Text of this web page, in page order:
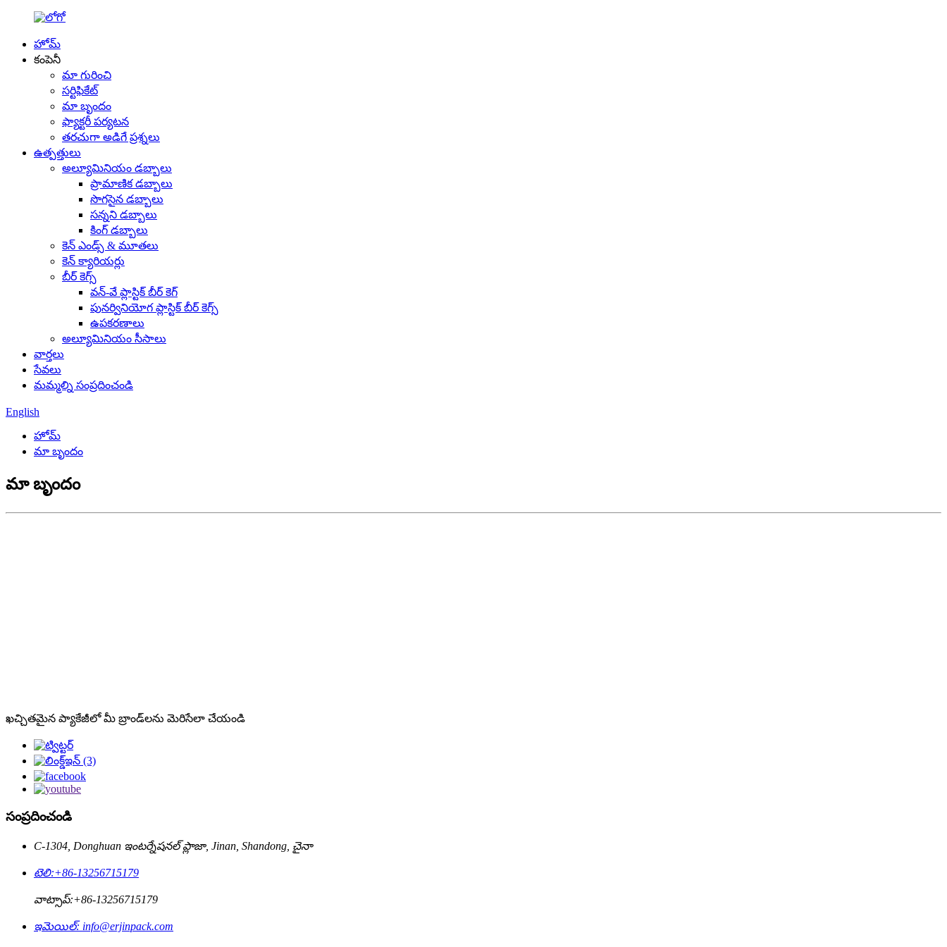
హోమ్
కంపెనీ
మా గురించి
సర్టిఫికేట్
మా బృందం
ఫ్యాక్టరీ పర్యటన
తరచుగా అడిగే ప్రశ్నలు
ఉత్పత్తులు
అల్యూమినియం డబ్బాలు
ప్రామాణిక డబ్బాలు
సొగసైన డబ్బాలు
సన్నని డబ్బాలు
కింగ్ డబ్బాలు
కెన్ ఎండ్స్ & మూతలు
కెన్ క్యారియర్లు
బీర్ కెగ్స్
వన్-వే ప్లాస్టిక్ బీర్ కెగ్
పునర్వినియోగ ప్లాస్టిక్ బీర్ కెగ్స్
ఉపకరణాలు
అల్యూమినియం సీసాలు
వార్తలు
సేవలు
మమ్మల్ని సంప్రదించండి
English
హోమ్
మా బృందం
మా బృందం
ఖచ్చితమైన ప్యాకేజీలో మీ బ్రాండ్‌లను మెరిసేలా చేయండి
సంప్రదించండి
C-1304, Donghuan ఇంటర్నేషనల్ ప్లాజా, Jinan, Shandong, చైనా
టెలి:+86-13256715179
వాట్సాప్:+86-13256715179
ఇమెయిల్: info@erjinpack.com